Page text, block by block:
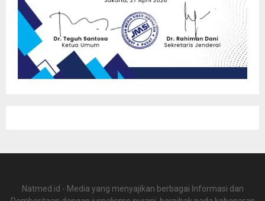
Natmed.id - Media yang menyajikan berbagai Informasi dan